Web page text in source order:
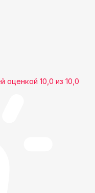
оценкой 10,0 из 10,0